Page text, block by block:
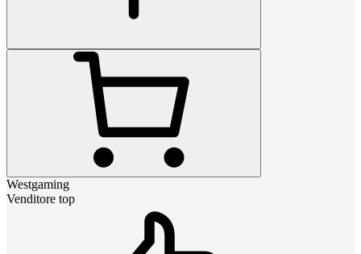
Westgaming
Venditore top